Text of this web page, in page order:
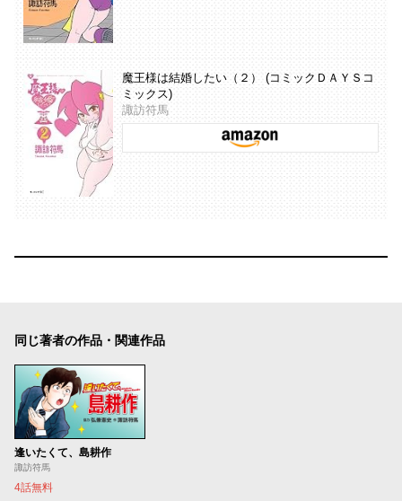
魔王様は結婚したい（２） (コミックＤＡＹＳコ
ミックス)
諏訪符馬
同じ著者の作品・関連作品
逢いたくて、島耕作
諏訪符馬
4話無料